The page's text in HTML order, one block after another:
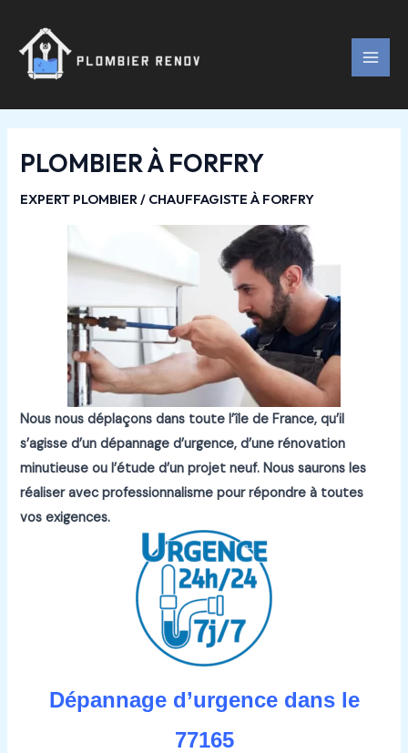
contenu
PLOMBIER À FORFRY
EXPERT PLOMBIER / CHAUFFAGISTE À FORFRY
Nous nous déplaçons dans toute l’île de France, qu’il
s’agisse d’un dépannage d’urgence, d’une rénovation
minutieuse ou l’étude d’un projet neuf.Nous saurons les
réaliser avec professionnalisme pour répondre à toutes
vos exigences.
Dépannage d’urgence dans le
77165
articles